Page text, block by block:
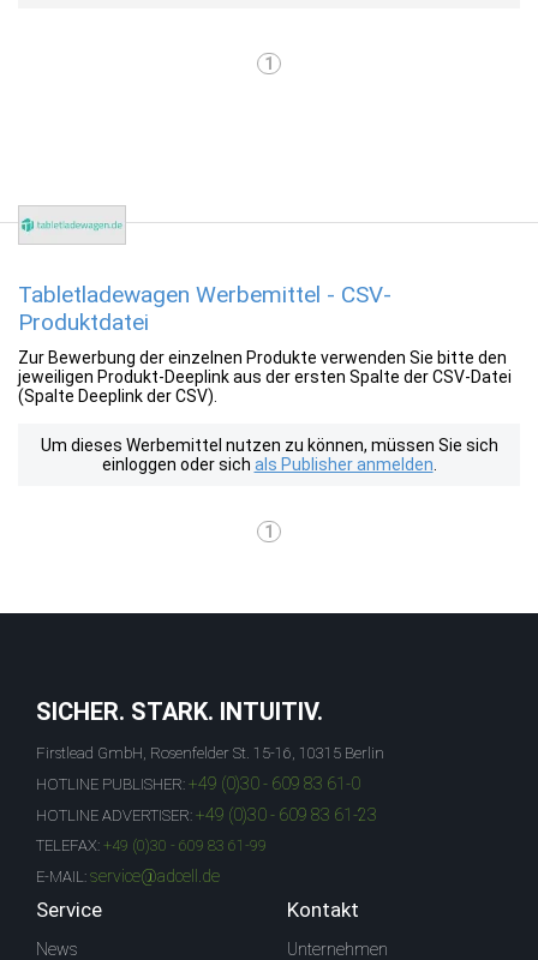
1
Tabletladewagen Werbemittel - CSV-
Produktdatei
Zur Bewerbung der einzelnen Produkte verwenden Sie bitte den
jeweiligen Produkt-Deeplink aus der ersten Spalte der CSV-Datei
(Spalte Deeplink der CSV).
Um dieses Werbemittel nutzen zu können, müssen Sie sich
einloggen oder sich als Publisher anmelden
1
SICHER. STARK. INTUITIV.
Firstlead GmbH, Rosenfelder St. 15-16, 10315 Berlin
HOTLINE PUBLISHER: +49 (0)30 - 609 83 61-0
HOTLINE ADVERTISER: +49 (0)30 - 609 83 61-23
TELEFAX: +49 (0)30 - 609 83 61-99
E-MAIL: service@adcell.de
Service
News
Kontakt
Unternehmen